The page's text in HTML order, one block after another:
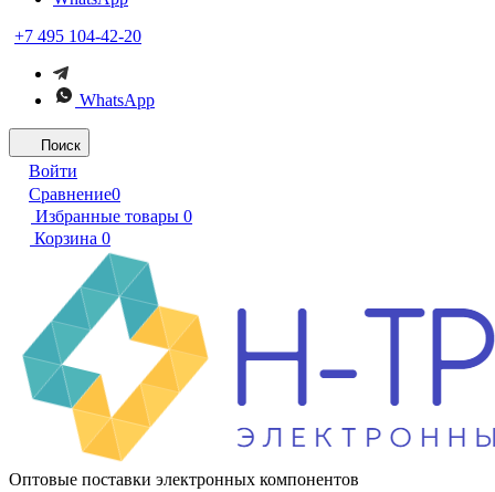
+7 495 104-42-20
WhatsApp
Поиск
Войти
Сравнение0
Избранные товары 0
Корзина 0
Оптовые поставки электронных компонентов